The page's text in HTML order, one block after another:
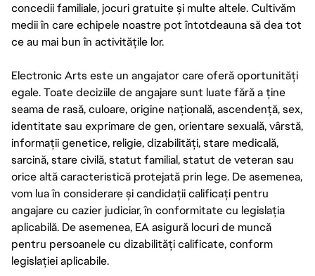
concedii familiale, jocuri gratuite și multe altele. Cultivăm
medii în care echipele noastre pot întotdeauna să dea tot
ce au mai bun în activitățile lor.
Electronic Arts este un angajator care oferă oportunități
egale. Toate deciziile de angajare sunt luate fără a ține
seama de rasă, culoare, origine națională, ascendență, sex,
identitate sau exprimare de gen, orientare sexuală, vârstă,
informații genetice, religie, dizabilități, stare medicală,
sarcină, stare civilă, statut familial, statut de veteran sau
orice altă caracteristică protejată prin lege. De asemenea,
vom lua în considerare și candidații calificați pentru
angajare cu cazier judiciar, în conformitate cu legislația
aplicabilă. De asemenea, EA asigură locuri de muncă
pentru persoanele cu dizabilități calificate, conform
legislației aplicabile.